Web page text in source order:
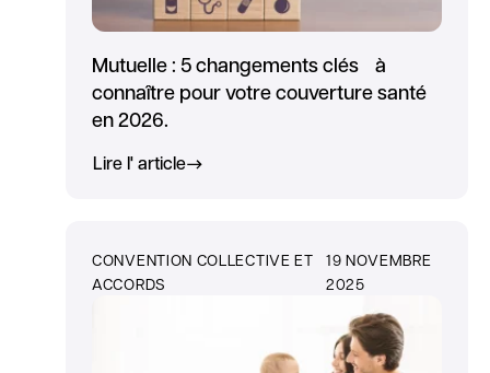
Mutuelle : 5 changements clés à
connaître pour votre couverture santé
en 2026.
Lire l' article
CONVENTION COLLECTIVE ET
ACCORDS
19 NOVEMBRE
2025